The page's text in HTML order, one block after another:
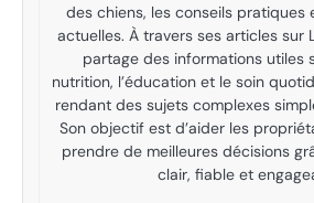
des chiens, les conseils pratiques
actuelles. À travers ses articles sur
partage des informations utiles
nutrition, l’éducation et le soin
rendant des sujets complexes
Son objectif est d’aider les
prendre de meilleures décisions
clair, fiable et